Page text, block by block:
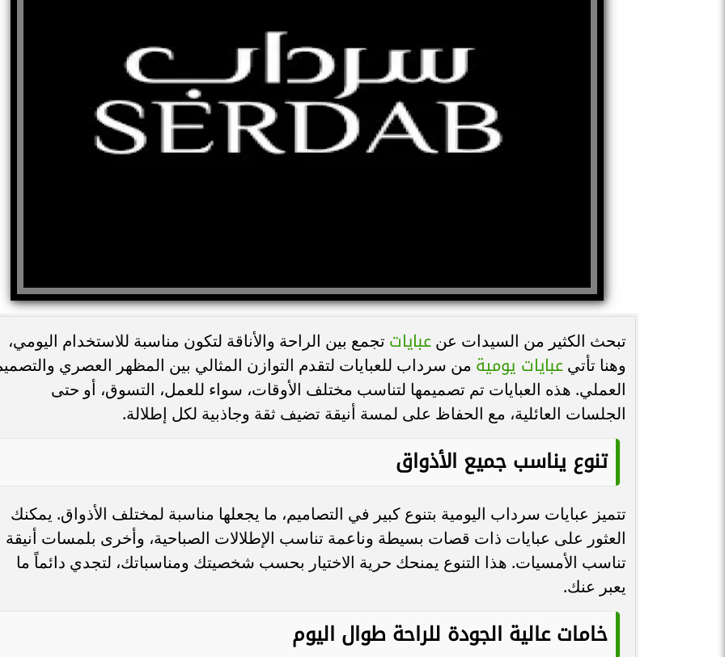
تبحث الكثير من السيدات عن عبايات تجمع بين الراحة والأناقة لتكون مناسبة للاستخدام اليومي،
وهنا تأتي عبايات يومية من سرداب للعبايات لتقدم التوازن المثالي بين المظهر العصري
العملي. هذه العبايات تم تصميمها لتناسب مختلف الأوقات، سواء للعمل، التسوق، أو حتى
الجلسات العائلية، مع الحفاظ على لمسة أنيقة تضيف ثقة وجاذبية لكل إطلالة.
تنوع يناسب جميع الأذواق
تتميز عبايات سرداب اليومية بتنوع كبير في التصاميم، ما يجعلها مناسبة لمختلف الأذواق. يمكنك
العثور على عبايات ذات قصات بسيطة وناعمة تناسب الإطلالات الصباحية، وأخرى بلمسات أنيقة
تناسب الأمسيات. هذا التنوع يمنحك حرية الاختيار بحسب شخصيتك ومناسباتك، لتجدي دائماً ما
يعبر عنك.
خامات عالية الجودة للراحة طوال اليوم